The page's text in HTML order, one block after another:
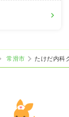
常滑市
たけだ内科